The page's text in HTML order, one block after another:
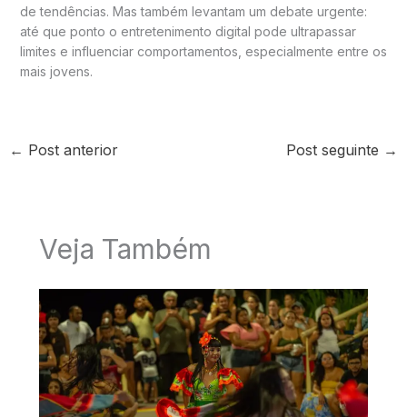
de tendências. Mas também levantam um debate urgente:
até que ponto o entretenimento digital pode ultrapassar
limites e influenciar comportamentos, especialmente entre os
mais jovens.
← Post anterior Post seguinte →
Veja Também